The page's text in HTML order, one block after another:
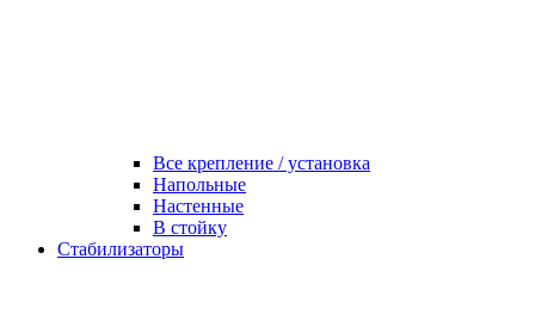
Все крепление / установка
Напольные
Настенные
В стойку
Стабилизаторы